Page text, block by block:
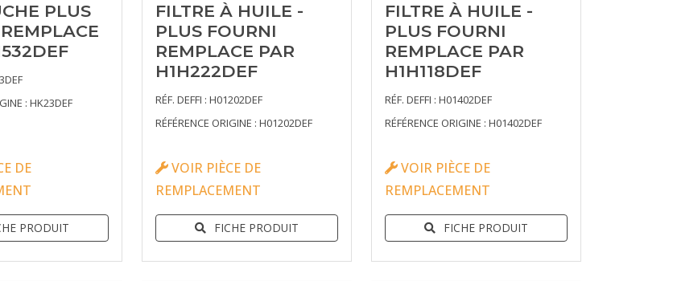
PLUS
: HK23DEF
DE
PRODUIT
FILTRE À HUILE -
PLUS FOURNI
REMPLACE PAR
H1H222DEF
RÉF. DEFFI : H01202DEF
RÉFÉRENCE ORIGINE : H01202DEF
VOIR PIÈCE DE
REMPLACEMENT
FICHE PRODUIT
FILTRE À HUILE -
PLUS FOURNI
REMPLACE PAR
H1H118DEF
RÉF. DEFFI : H01402DEF
RÉFÉRENCE ORIGINE : H01402DEF
VOIR PIÈCE DE
REMPLACEMENT
FICHE PRODUIT